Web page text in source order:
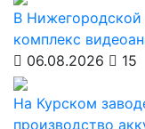
В Нижегородской
комплекс
06.08.2026
15
На Курском
производство